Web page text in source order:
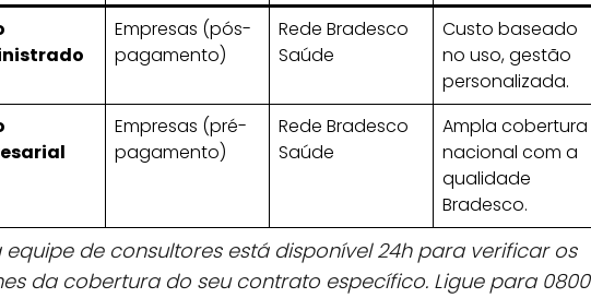
Empresas (pós-
pagamento)
Rede Bradesco
Saúde
Custo baseado
no uso, gestão
personalizada.
Empresas (pré-
pagamento)
Rede Bradesco
Saúde
Ampla cobertura
nacional com a
qualidade
Bradesco.
equipe de consultores está disponível 24h para verificar os
da cobertura do seu contrato específico. Ligue para 0800